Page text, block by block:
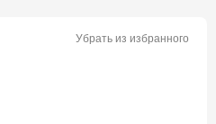
Убрать из избранного